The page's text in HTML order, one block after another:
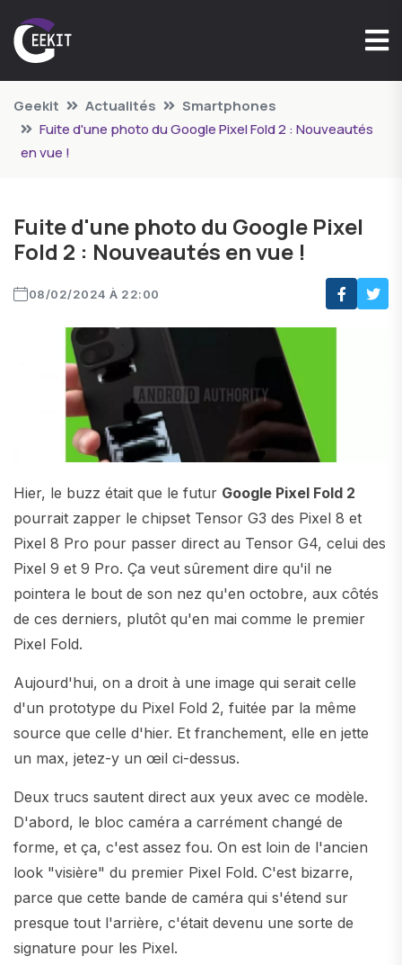
Geekit Actualités
Smartphones
Fuite d'une photo du Google Pixel Fold 2 : Nouveautés
en vue !
Fuite d'une photo du Google Pixel
Fold 2 : Nouveautés en vue !
08/02/2024 À 22:00
Hier, le buzz était que le futur Google Pixel Fold 2
pourrait zapper le chipset Tensor G3 des Pixel 8 et
Pixel 8 Pro pour passer direct au Tensor G4, celui des
Pixel 9 et 9 Pro. Ça veut sûrement dire qu'il ne
pointera le bout de son nez qu'en octobre, aux côtés
de ces derniers, plutôt qu'en mai comme le premier
Pixel Fold.
Aujourd'hui, on a droit à une image qui serait celle
d'un prototype du Pixel Fold 2, fuitée par la même
source que celle d'hier. Et franchement, elle en jette
un max, jetez-y un œil ci-dessus.
Deux trucs sautent direct aux yeux avec ce modèle.
D'abord, le bloc caméra a carrément changé de
forme, et ça, c'est assez fou. On est loin de l'ancien
look "visière" du premier Pixel Fold. C'est bizarre,
parce que cette bande de caméra qui s'étend sur
presque tout l'arrière, c'était devenu une sorte de
signature pour les Pixel.